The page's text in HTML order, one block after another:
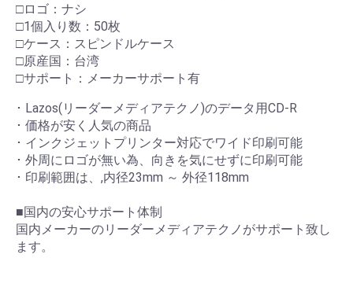
□ロゴ：ナシ
□1個入り数：50枚
□ケース：スピンドルケース
□原産国：台湾
□サポート：メーカーサポート有
･ Lazos(リーダーメディアテクノ)のデータ用CD-R
･ 価格が安く人気の商品
･ インクジェットプリンター対応でワイド印刷可能
･ 外周にロゴが無い為、向きを気にせずに印刷可能
･ 印刷範囲は、,内径23mm ～ 外径118mm
■国内の安心サポート体制
国内メーカーのリーダーメディアテクノがサポート致し
ます。